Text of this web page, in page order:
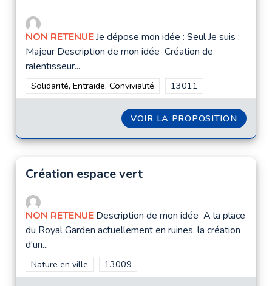
NON RETENUEJe dépose mon idée : Seul Je suis :
Majeur Description de mon idée Création de
ralentisseur...
Filtrer les résultats de la catégorie : Solidarité, Entraide,
Solidarité, Entraide, Convivialité Filtrer les résultats pour
13011
VOIR LA PROPOSITION
Création espace vert
NON RETENUE Description de mon idée A la place
du Royal Garden actuellement en ruines, la création
d'un...
Filtrer les résultats de la catégorie : Nature en ville
Nature en ville Filtrer les résultats pour le secteur :
13009